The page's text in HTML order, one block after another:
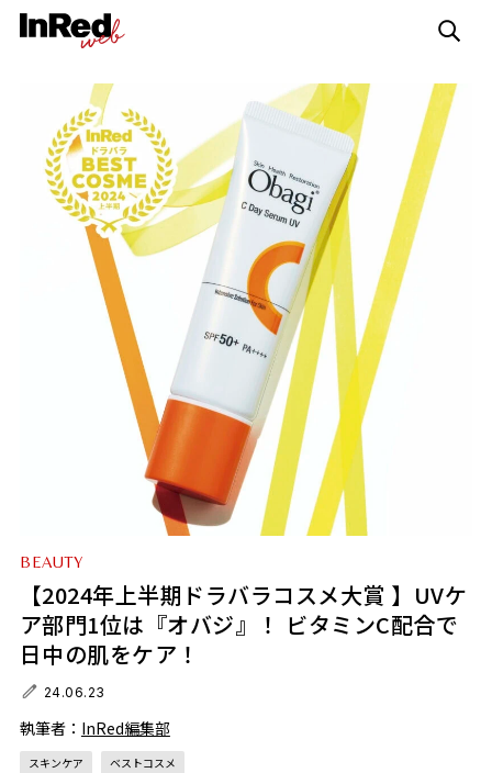
BEAUTY
【2024年上半期ドラバラコスメ大賞 】UVケ
ア部門1位は『オバジ』！ ビタミンC配合で
日中の肌をケア！
24.06.23
執筆者： InRed編集部
スキンケア ベストコスメ